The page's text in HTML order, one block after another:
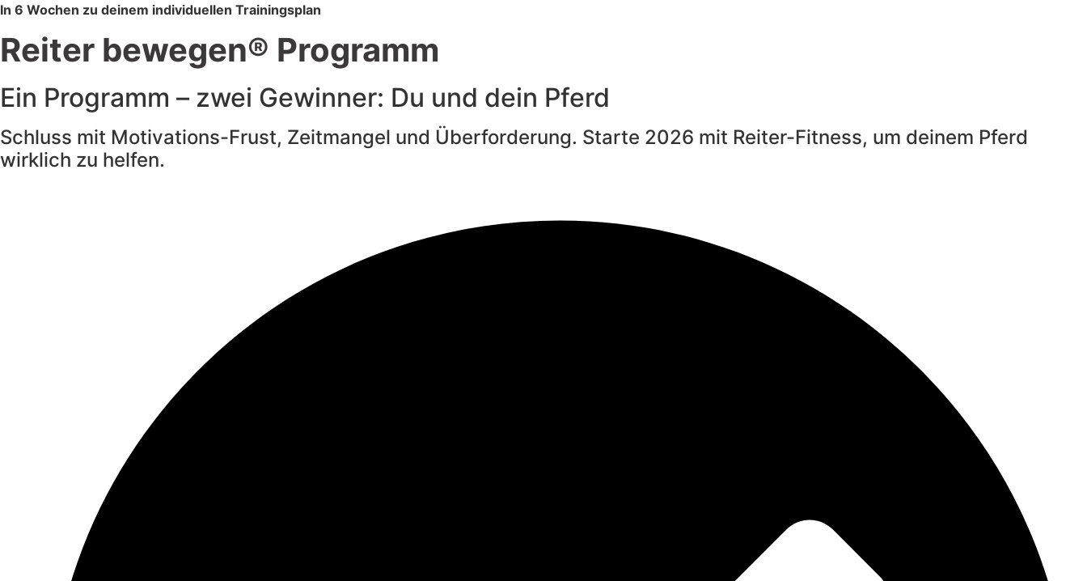
In 6 Wochen zu deinem individuellen Trainingsplan
Reiter bewegen® Programm
Ein Programm – zwei Gewinner: Du und dein Pferd
Schluss mit Motivations-Frust, Zeitmangel und Überforderung. Starte 2026 mit Reiter-Fitness, um deinem Pferd
wirklich zu helfen.